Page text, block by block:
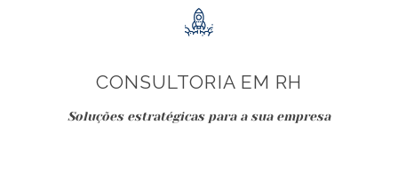
CONSULTORIA EM RH
Soluções estratégicas para a sua empresa